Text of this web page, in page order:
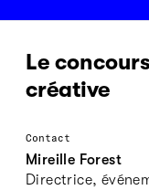
Le
créative
Contact
Mireille Forest
Directrice,